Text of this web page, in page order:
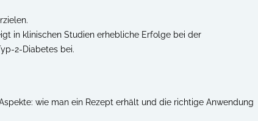
in klinischen Studien erhebliche Erfolge bei der
2-Diabetes bei.
wie man ein Rezept erhält und die richtige Anwendung